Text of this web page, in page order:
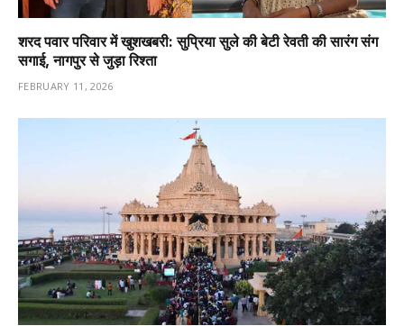
शरद पवार परिवार में खुशखबरी: सुप्रिया सुले की बेटी रेवती की सारंग संग
सगाई, नागपुर से जुड़ा रिश्ता
FEBRUARY 11, 2026